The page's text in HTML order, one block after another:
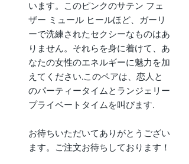
います。このピンクのサテン フェ
ザー ミュール ヒールほど、ガーリ
ーで洗練されたセクシーなものはあ
りません。それらを身に着けて、あ
なたの女性のエネルギーに魅力を加
えてください.このペアは、恋人と
のパーティータイムとランジェリー
プライベートタイムを叫びます.
お待ちいただいてありがとうござい
ます。ご注文お待ちしております！